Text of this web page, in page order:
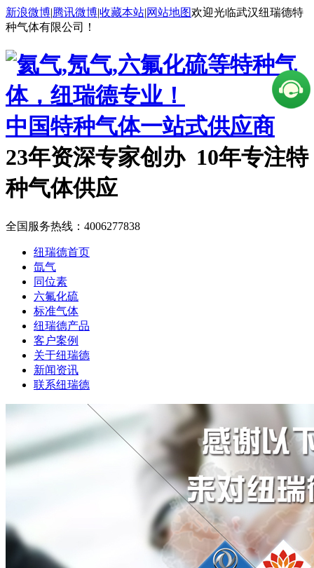
新浪微博|腾讯微博|收藏本站|网站地图欢迎光临武汉纽瑞德特
种气体有限公司！
中国特种气体一站式供应商
23年资深专家创办 10年专注特
种气体供应
全国服务热线： 4006277838
纽瑞德首页
氙气
同位素
六氟化硫
标准气体
纽瑞德产品
客户案例
关于纽瑞德
新闻资讯
联系纽瑞德